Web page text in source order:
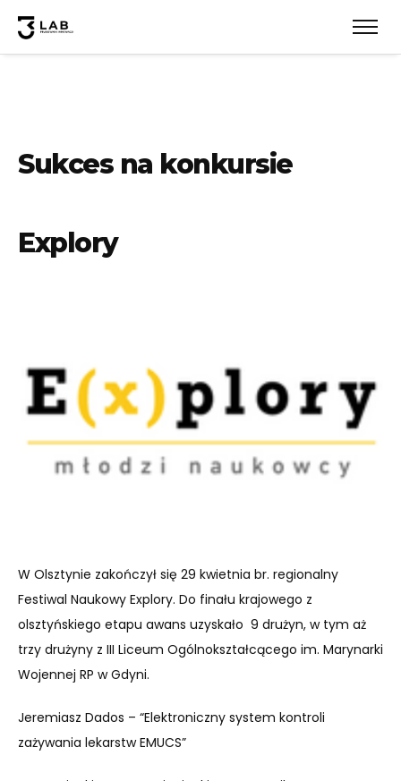
Sukces na konkursie
Explory
W Olsztynie zakończył się 29 kwietnia br. regionalny
Festiwal Naukowy Explory. Do finału krajowego z
olsztyńskiego etapu awans uzyskało 9 drużyn, w tym aż
trzy drużyny z III Liceum Ogólnokształcącego im. Marynarki
Wojennej RP w Gdyni.
Jeremiasz Dados – “Elektroniczny system kontroli
zażywania lekarstw EMUCS”